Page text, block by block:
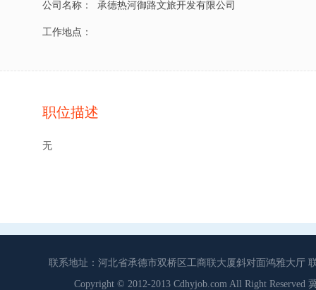
公司名称： 承德热河御路文旅开发有限公司
工作地点：
职位描述
无
联系地址：河北省承德市双桥区工商联大厦斜对面鸿雅大厅
Copyright © 2012-2013 Cdhyjob.com All Right Reserved